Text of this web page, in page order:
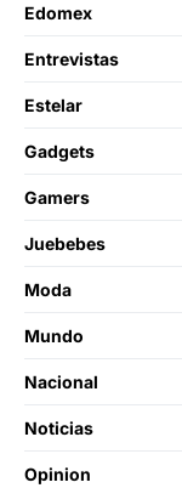
Edomex
Entrevistas
Estelar
Gadgets
Gamers
Juebebes
Moda
Mundo
Nacional
Noticias
Opinion